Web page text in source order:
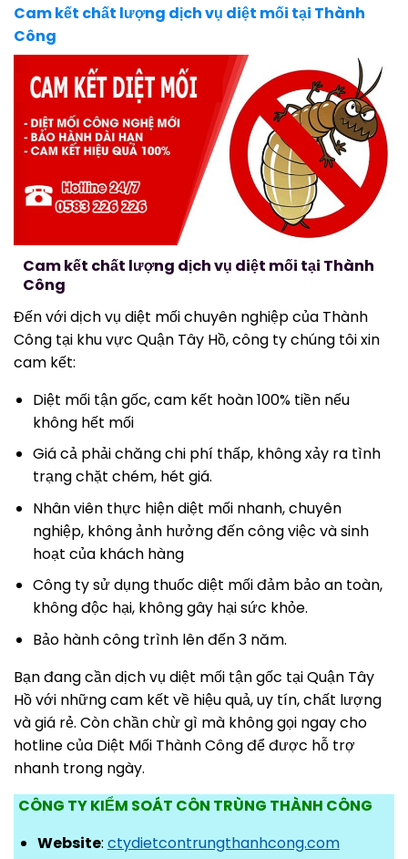
Cam kết chất lượng dịch vụ diệt mối tại Thành
Công
Cam kết chất lượng dịch vụ diệt mối tại Thành
Công
Đến với dịch vụ diệt mối chuyên nghiệp của Thành
Công tại khu vực Quận Tây Hồ, công ty chúng tôi xin
cam kết:
Diệt mối tận gốc, cam kết hoàn 100% tiền nếu
không hết mối
Giá cả phải chăng chi phí thấp, không xảy ra tình
trạng chặt chém, hét giá.
Nhân viên thực hiện diệt mối nhanh, chuyên
nghiệp, không ảnh hưởng đến công việc và sinh
hoạt của khách hàng
Công ty sử dụng thuốc diệt mối đảm bảo an toàn,
không độc hại, không gây hại sức khỏe.
Bảo hành công trình lên đến 3 năm.
Bạn đang cần dịch vụ diệt mối tận gốc tại Quận Tây
Hồ với những cam kết về hiệu quả, uy tín, chất lượng
và giá rẻ. Còn chần chừ gì mà không gọi ngay cho
hotline của Diệt Mối Thành Công để được hỗ trợ
nhanh trong ngày.
CÔNG TY KIỂM SOÁT CÔN TRÙNG THÀNH CÔNG
Website: ctydietcontrungthanhcong.com